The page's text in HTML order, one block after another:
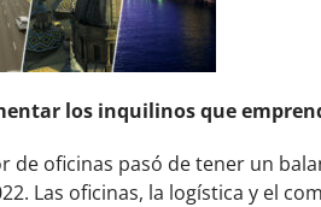
los inquilinos que
de oficinas pasó de tener un
Las oficinas, la logística y el